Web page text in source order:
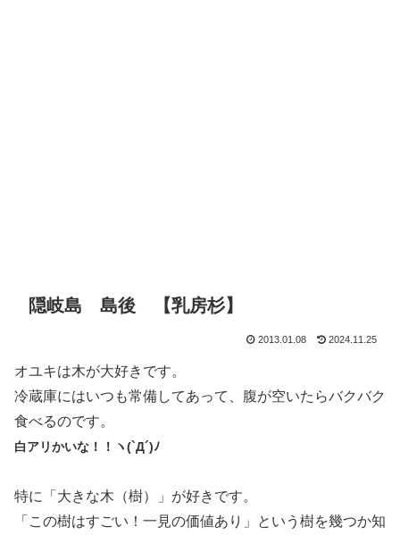
隠岐島 島後 【乳房杉】
2013.01.08 2024.11.25
オユキは木が大好きです。
冷蔵庫にはいつも常備してあって、腹が空いたらバクバク
食べるのです。
白アリかいな！！ヽ(`Д´)ﾉ
特に「大きな木（樹）」が好きです。
「この樹はすごい！一見の価値あり」という樹を幾つか知